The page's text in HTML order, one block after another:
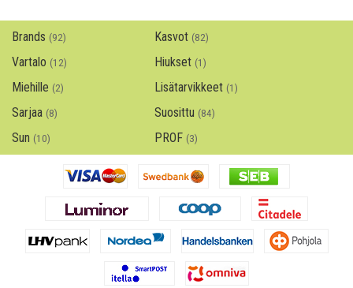
Brands (92) Kasvot (82)
Vartalo (12) Hiukset (1)
Miehille (2) Lisätarvikkeet (1)
Sarjaa (8) Suosittu (84)
Sun (10) PROF (3)